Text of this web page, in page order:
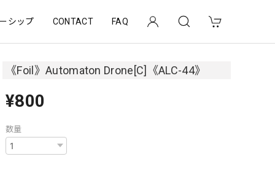
シップ CONTACT FAQ
《Foil》Automaton Drone[C]《ALC-44》
¥800
数量